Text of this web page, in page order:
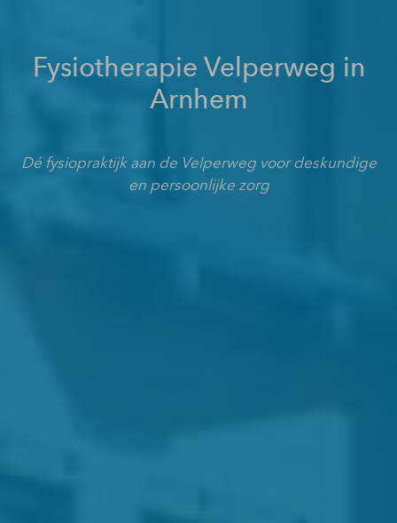
Fysiotherapie Velperweg in
Arnhem
Dé fysiopraktijk aan de Velperweg voor deskundige
en persoonlijke zorg